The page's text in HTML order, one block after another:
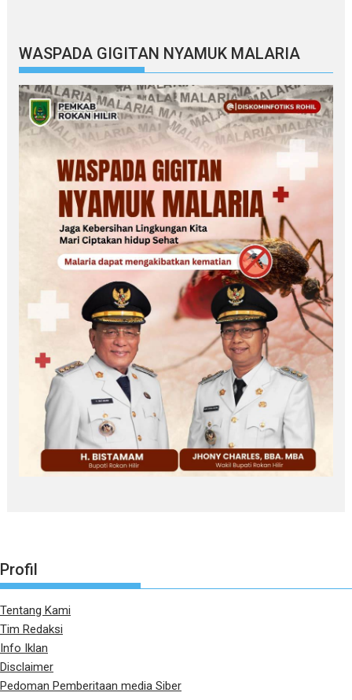
WASPADA GIGITAN NYAMUK MALARIA
Profil
Tentang Kami
Tim Redaksi
Info Iklan
Disclaimer
Pedoman Pemberitaan media Siber